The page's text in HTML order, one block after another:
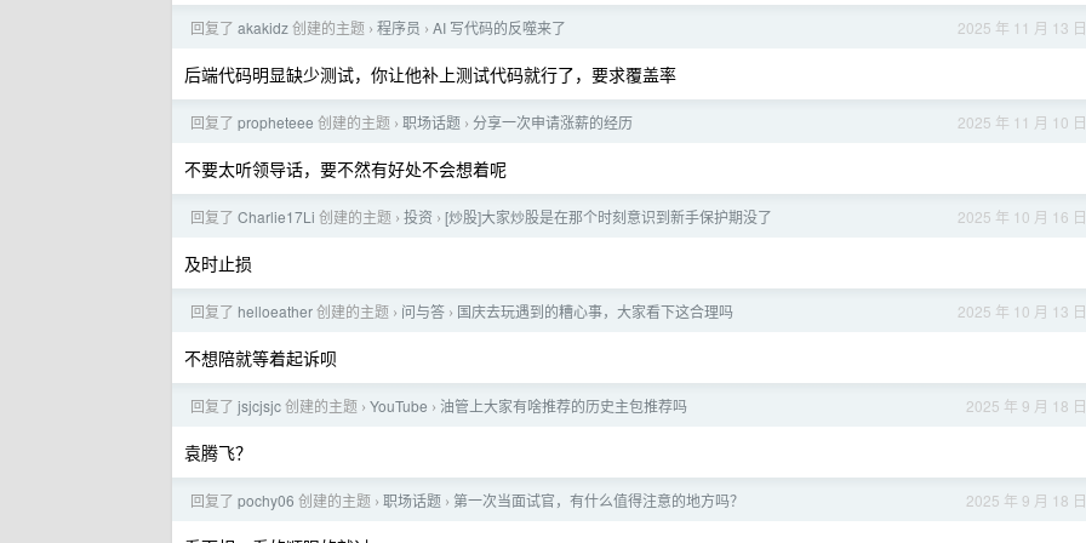
2025 年 11 月 13 日
回复了 akakidz创建的主题 › 程序员 › AI 写代码的反噬来了
后端代码明显缺少测试，你让他补上测试代码就行了，要求覆盖率
2025 年 11 月 10 日
回复了 propheteee 创建的主题 › 职场话题 › 分享一次申请涨薪的经历
不要太听领导话，要不然有好处不会想着呢
2025 年 10 月 16 日
回复了 Charlie17Li 创建的主题 › 投资 › [炒股]大家炒股是在那个时刻意识到新手保护期没了
及时止损
2025 年 10 月 13 日
回复了 helloeather创建的主题 › 问与答 › 国庆去玩遇到的糟心事，大家看下这合理吗
不想陪就等着起诉呗
2025 年 9 月 18 日
回复了 jsjcjsjc创建的主题 › YouTube › 油管上大家有啥推荐的历史主包推荐吗
袁腾飞？
2025 年 9 月 18 日
回复了 pochy06 创建的主题 › 职场话题 › 第一次当面试官，有什么值得注意的地方吗？